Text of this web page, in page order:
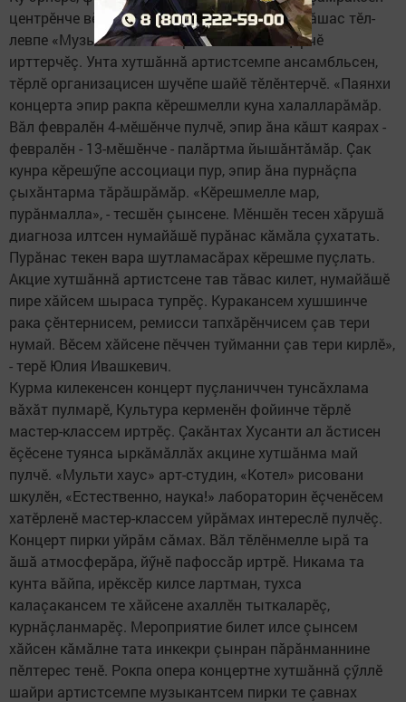
центрӗнче вӗсем онколо­ги­пе чирлисене пулăшас тӗл­
лев­пе «Музыка жизни» ыркăмăллăх концерчӗ
ирттерчӗç. Унта хутшăннă артистсемпе ансамбльсен,
тӗрлӗ организацисен шучӗпе шайӗ тӗлӗнтерчӗ. «Паянхи
концерта эпир ракпа кӗрешмелли куна халалларăмăр.
Вăл февралӗн 4-мӗ­шӗнче пулчӗ, эпир ăна кăшт каярах -
февралӗн - 13-мӗшӗнче - палăртма йышăнтăмăр. Çак
кунра кӗрешӳпе ассоциаци пур, эпир ăна пурнăçпа
çыхăнтарма тăрăшрăмăр. «Кӗрешмелле мар,
пурăнмалла», - тесшӗн çынсене. Мӗншӗн тесен хăрушă
диагноза илтсен нумайăшӗ пурăнас кăмăла çухатать.
Пурăнас текен вара шутламасăрах кӗрешме пуçлать.
Акцие хутшăннă артистсене тав тăвас килет, нумайăшӗ
пире хăйсем шыраса тупрӗç. Куракансем хушшинче
рака çӗнтернисем, ремисси тапхăрӗнчисем çав тери
нумай. Вӗсем хăйсене пӗччен туйманни çав тери кирлӗ»,
- терӗ Юлия Ивашкевич.
Курма килекенсен концерт пуçланиччен тунсăхлама
вăхăт пулмарӗ, Культура керменӗн фойинче тӗрлӗ
мастер-классем иртрӗç. Çакăнтах Хусанти ал ăстисен
ӗçӗсене туянса ыркăмăллăх акцине хутшăнма май
пулчӗ. «Мульти хаус» арт-студин, «Котел» рисовани
шкулӗн, «Естественно, наука!» лабораторин ӗçченӗсем
хатӗрленӗ мастер-классем уйрăмах интереслӗ пулчӗç.
Концерт пирки уйрăм сăмах. Вăл тӗлӗнмелле ырă та
ăшă атмосферăра, йӳнӗ пафоссăр иртрӗ. Никама та
кунта вăйпа, ирӗксӗр килсе лартман, тухса
калаçакансем те хăйсене ахаллӗн тыткаларӗç,
курнăçланмарӗç. Мероприятие билет илсе çынсем
хăйсен кăмăлне тата инкекри çынран пăрăнманнине
пӗлтерес тенӗ. Рокпа опера концертне хутшăннă çӳллӗ
шайри артистсемпе музыкантсем пирки те çавнах